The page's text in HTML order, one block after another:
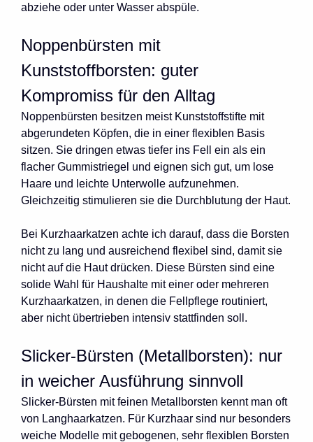
abziehe oder unter Wasser abspüle.
Noppenbürsten mit
Kunststoffborsten: guter
Kompromiss für den Alltag
Noppenbürsten besitzen meist Kunststoffstifte mit
abgerundeten Köpfen, die in einer flexiblen Basis
sitzen. Sie dringen etwas tiefer ins Fell ein als ein
flacher Gummistriegel und eignen sich gut, um lose
Haare und leichte Unterwolle aufzunehmen.
Gleichzeitig stimulieren sie die Durchblutung der Haut.
Bei Kurzhaarkatzen achte ich darauf, dass die Borsten
nicht zu lang und ausreichend flexibel sind, damit sie
nicht auf die Haut drücken. Diese Bürsten sind eine
solide Wahl für Haushalte mit einer oder mehreren
Kurzhaarkatzen, in denen die Fellpflege routiniert,
aber nicht übertrieben intensiv stattfinden soll.
Slicker-Bürsten (Metallborsten): nur
in weicher Ausführung sinnvoll
Slicker-Bürsten mit feinen Metallborsten kennt man oft
von Langhaarkatzen. Für Kurzhaar sind nur besonders
weiche Modelle mit gebogenen, sehr flexiblen Borsten